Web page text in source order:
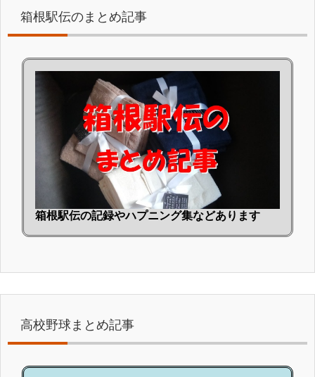
箱根駅伝のまとめ記事
箱根駅伝の記録やハプニング集などあります
高校野球まとめ記事